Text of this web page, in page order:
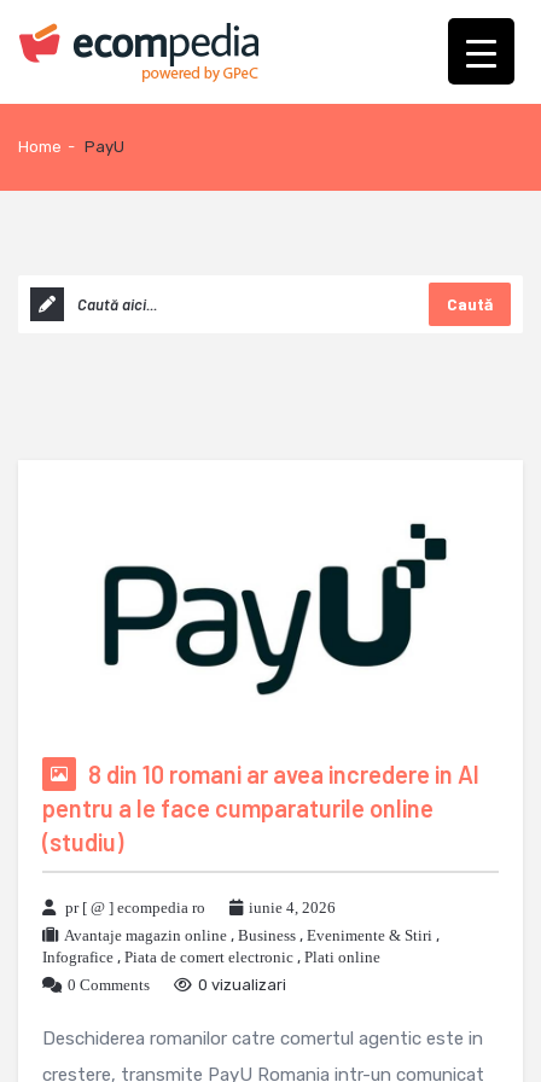
Home - PayU
Caută
8 din 10 romani ar avea incredere in AI
pentru a le face cumparaturile online
(studiu)
pr [ @ ] ecompedia ro
iunie 4, 2026
Avantaje magazin online , Business , Evenimente & Stiri ,
Infografice , Piata de comert electronic , Plati online
0 Comments
0 vizualizari
Deschiderea romanilor catre comertul agentic este in
crestere, transmite PayU Romania intr-un comunicat